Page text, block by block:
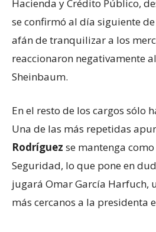
Hacienda y Crédito Público,
se confirmó al día siguiente
afán de tranquilizar a los
reaccionaron negativamente
Sheinbaum.
En el resto de los cargos sólo
Una de las más repetidas
Rodríguez se mantenga
Seguridad, lo que pone en
jugará Omar García Harfuch,
más cercanos a la presidenta